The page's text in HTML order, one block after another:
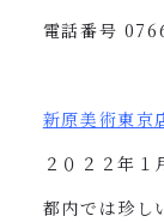
電話番号
新原美術東京
２０２２年１
都内では珍し